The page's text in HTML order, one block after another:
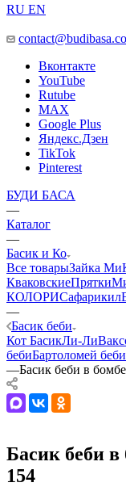
RU EN
Вконтакте
YouTube
Rutube
MAX
Google Plus
Яндекс.Дзен
TikTok
Pinterest
БУДИ БАСА
—
Каталог
—
Басик и Ко
Все товарыЗайка Ми
КваковскиеПрятки
КОЛОРИСафарики
—
Басик беби
Кот БасикЛи-Ли
бебиБартоломей беби
—Басик беби в
Басик беби в
154